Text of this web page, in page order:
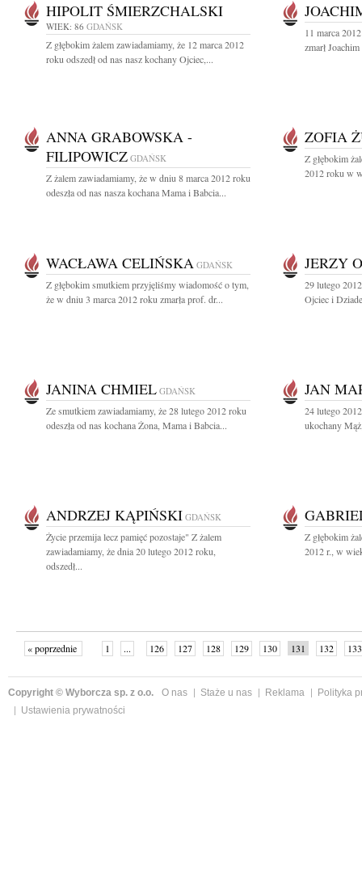
HIPOLIT ŚMIERZCHALSKI
WIEK: 86 GDAŃSK
Z głębokim żalem zawiadamiamy, że 12 marca 2012
roku odszedł od nas nasz kochany Ojciec,...
11 marca
zmarł
ANNA GRABOWSKA -
FILIPOWICZ GDAŃSK
Z żalem zawiadamiamy, że w dniu 8 marca 2012 roku
odeszła od nas nasza kochana Mama i Babcia...
ZOFIA
Z głębokim
2012 roku w
WACŁAWA CELIŃSKA GDAŃSK
Z głębokim smutkiem przyjęliśmy wiadomość o tym,
że w dniu 3 marca 2012 roku zmarła prof. dr...
JERZY
29 lutego
Ojciec i
JANINA CHMIEL GDAŃSK
Ze smutkiem zawiadamiamy, że 28 lutego 2012 roku
odeszła od nas kochana Żona, Mama i Babcia...
JAN
24 lutego
ukochany
ANDRZEJ KĄPIŃSKI GDAŃSK
Życie przemija lecz pamięć pozostaje" Z żalem
zawiadamiamy, że dnia 20 lutego 2012 roku,
odszedł...
Z głębokim
2012 r., w
« poprzednie 1 ... 126 127 128 129 130 131 132
133
Copyright © Wyborcza sp. z o.o. O nas Staże u nas Reklama
Polityka
Ustawienia prywatności